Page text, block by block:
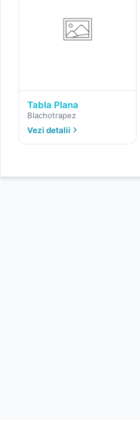
Tabla Plana
Blachotrapez
Vezi detalii